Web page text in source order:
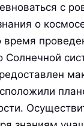
с
о
время
Солнечной